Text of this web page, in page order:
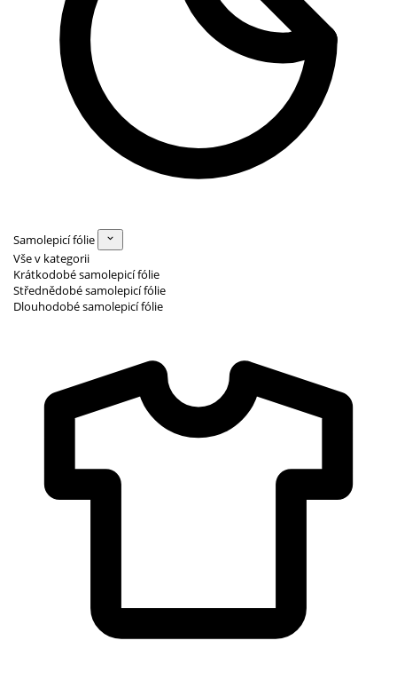
Samolepicí fólie
Vše v kategorii
Krátkodobé samolepicí fólie
Střednědobé samolepicí fólie
Dlouhodobé samolepicí fólie